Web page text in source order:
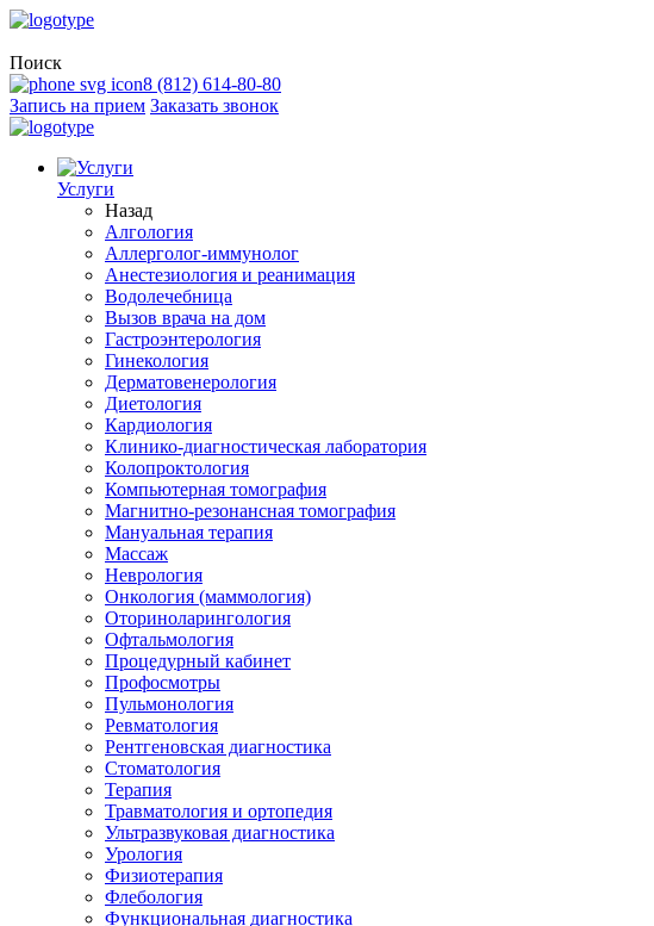
Поиск
8 (812) 614-80-80
Запись на прием Заказать звонок
Услуги
Назад
Алгология
Аллерголог-иммунолог
Анестезиология и реанимация
Водолечебница
Вызов врача на дом
Гастроэнтерология
Гинекология
Дерматовенерология
Диетология
Кардиология
Клинико-диагностическая лаборатория
Колопроктология
Компьютерная томография
Магнитно-резонансная томография
Мануальная терапия
Массаж
Неврология
Онкология (маммология)
Оториноларингология
Офтальмология
Процедурный кабинет
Профосмотры
Пульмонология
Ревматология
Рентгеновская диагностика
Стоматология
Терапия
Травматология и ортопедия
Ультразвуковая диагностика
Урология
Физиотерапия
Флебология
Функциональная диагностика